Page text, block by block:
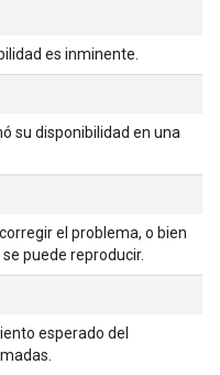
es inminente.
su disponibilidad en una
el problema, o bien
puede reproducir.
esperado del